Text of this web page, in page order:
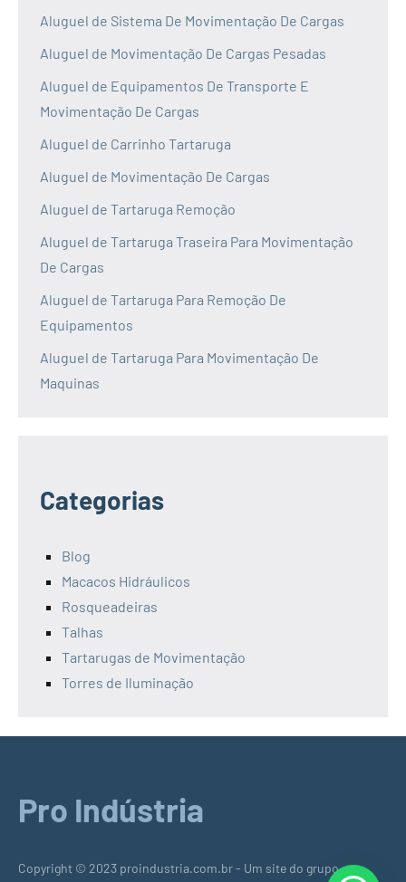
Aluguel de Sistema De Movimentação De Cargas
Aluguel de Movimentação De Cargas Pesadas
Aluguel de Equipamentos De Transporte E
Movimentação De Cargas
Aluguel de Carrinho Tartaruga
Aluguel de Movimentação De Cargas
Aluguel de Tartaruga Remoção
Aluguel de Tartaruga Traseira Para Movimentação
De Cargas
Aluguel de Tartaruga Para Remoção De
Equipamentos
Aluguel de Tartaruga Para Movimentação De
Maquinas
Categorias
Blog
Macacos Hidráulicos
Rosqueadeiras
Talhas
Tartarugas de Movimentação
Torres de Iluminação
Pro Indústria
Copyright © 2023 proindustria.com.br - Um site do grupo